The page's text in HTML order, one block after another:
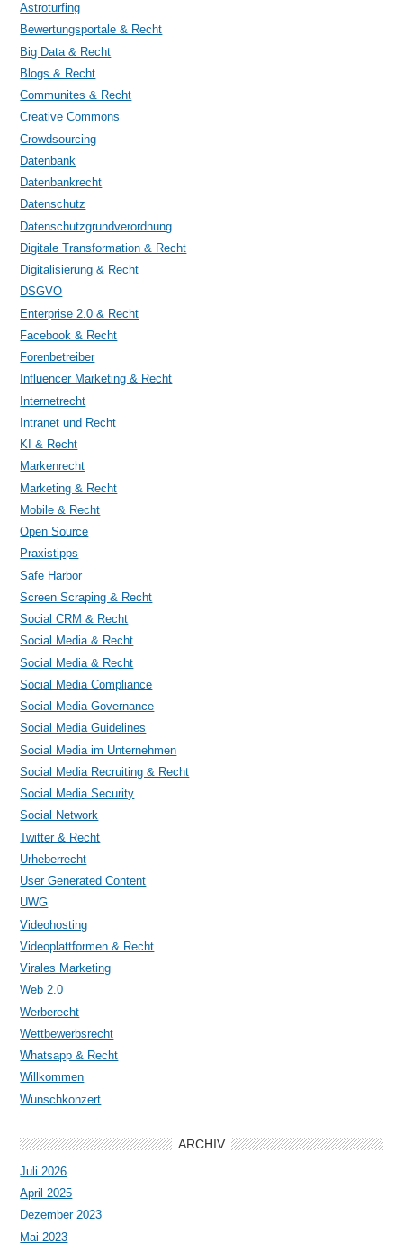
Astroturfing
Bewertungsportale & Recht
Big Data & Recht
Blogs & Recht
Communites & Recht
Creative Commons
Crowdsourcing
Datenbank
Datenbankrecht
Datenschutz
Datenschutzgrundverordnung
Digitale Transformation & Recht
Digitalisierung & Recht
DSGVO
Enterprise 2.0 & Recht
Facebook & Recht
Forenbetreiber
Influencer Marketing & Recht
Internetrecht
Intranet und Recht
KI & Recht
Markenrecht
Marketing & Recht
Mobile & Recht
Open Source
Praxistipps
Safe Harbor
Screen Scraping & Recht
Social CRM & Recht
Social Media & Recht
Social Media & Recht
Social Media Compliance
Social Media Governance
Social Media Guidelines
Social Media im Unternehmen
Social Media Recruiting & Recht
Social Media Security
Social Network
Twitter & Recht
Urheberrecht
User Generated Content
UWG
Videohosting
Videoplattformen & Recht
Virales Marketing
Web 2.0
Werberecht
Wettbewerbsrecht
Whatsapp & Recht
Willkommen
Wunschkonzert
ARCHIV
Juli 2026
April 2025
Dezember 2023
Mai 2023